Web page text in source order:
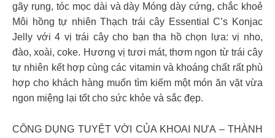
gãy rụng, tóc mọc dài và dày Móng dày cứng, chắc khoẻ
Môi hồng tự nhiên Thạch trái cây Essential C’s Konjac
Jelly với 4 vị trái cây cho bạn tha hồ chọn lựa: vị nho,
đào, xoài, coke. Hương vị tươi mát, thơm ngon từ trái cây
tự nhiên kết hợp cùng các vitamin và khoáng chất rất phù
hợp cho khách hàng muốn tìm kiếm một món ăn vặt vừa
ngon miệng lại tốt cho sức khỏe và sắc đẹp.
CÔNG DỤNG TUYỆT VỜI CỦA KHOAI NƯA – THÀNH